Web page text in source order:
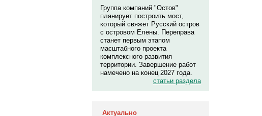
Группа компаний "Остов"
планирует построить мост,
который свяжет Русский остров
с островом Елены. Переправа
станет первым этапом
масштабного проекта
комплексного развития
территории. Завершение работ
намечено на конец 2027 года.
статьи раздела
Актуально